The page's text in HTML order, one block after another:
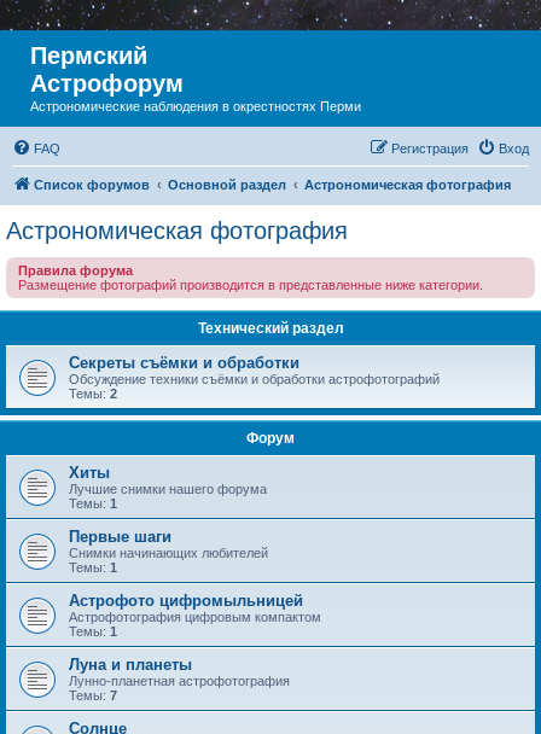
Пермский
Астрофорум
Астрономические наблюдения в окрестностях Перми
FAQ Вход
Регистрация
Список форумов Основной раздел Астрономическая фотография
Астрономическая фотография
Правила форума
Размещение фотографий производится в представленные ниже категории.
Технический раздел
Секреты съёмки и обработки
Обсуждение техники съёмки и обработки астрофотографий
Темы: 2
Форум
Хиты
Лучшие снимки нашего форума
Темы: 1
Первые шаги
Снимки начинающих любителей
Темы: 1
Астрофото цифромыльницей
Астрофотография цифровым компактом
Темы: 1
Луна и планеты
Лунно-планетная астрофотография
Темы: 7
Солнце